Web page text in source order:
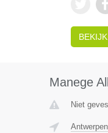
Manege
Niet
Antwerpen